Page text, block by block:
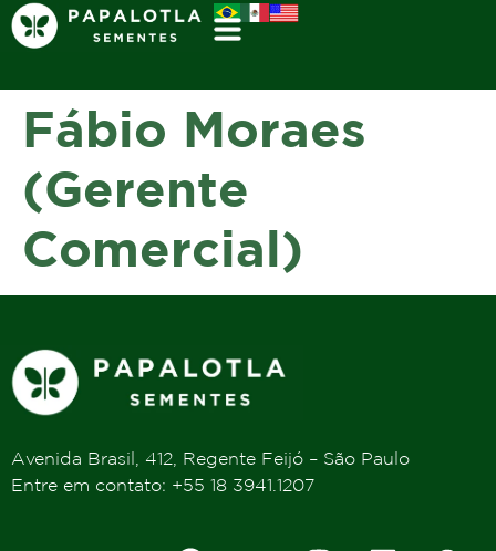
Fábio Moraes
(Gerente
Comercial)
Avenida Brasil, 412, Regente Feijó – São Paulo
Entre em contato: +55 18 3941.1207